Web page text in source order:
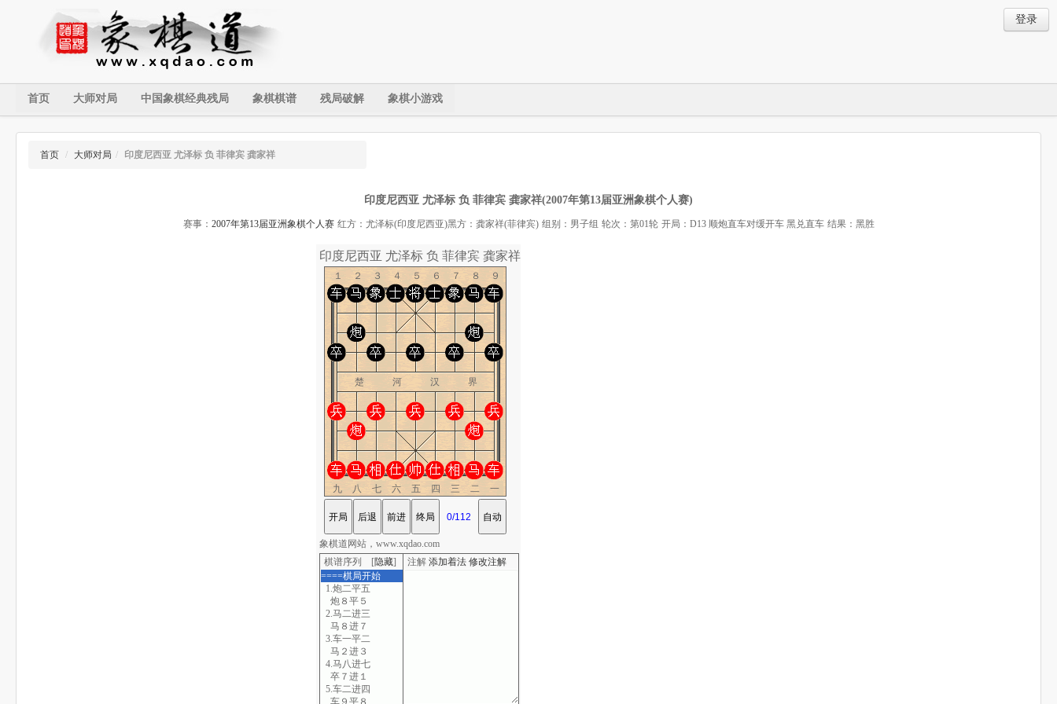
登录
首页 大师对局 中国象棋经典残局 象棋棋谱 残局破解 象棋小游戏
首页 / 大师对局 / 印度尼西亚 尤泽标 负 菲律宾 龚家祥
印度尼西亚 尤泽标 负 菲律宾 龚家祥(2007年第13届亚洲象棋个人赛)
赛事： 2007年第13届亚洲象棋个人赛 红方：尤泽标(印度尼西亚)黑方：龚家祥(菲律宾) 组别：男子组 轮次：第01轮 开局：D13 顺炮直车对缓开车 黑兑直车 结果：黑胜
印度尼西亚 尤泽标 负 菲律宾 龚家祥-象棋道
１２３４５６７８９
楚 河 汉 界
九八七六五四三二一
棋谱序列 [隐藏]
====棋局开始
1.炮二平五
炮８平５
2.马二进三
马８进７
3.车一平二
马２进３
4.马八进七
卒７进１
5.车二进四
车９平８
注解 添加着法 修改注解
象棋道网站，www.xqdao.com